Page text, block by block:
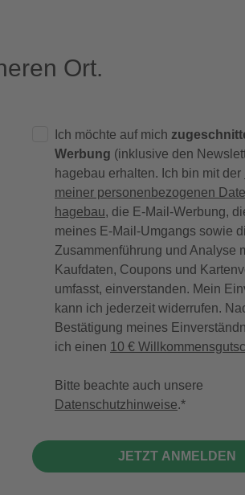
Ort.
Ich möchte auf mich
Werbung (inklusive den
hagebau erhalten. Ich bin mit der
meiner personenbezogenen
hagebau, die E-Mail-Werbung,
meines E-Mail-Umgangs sowie
Zusammenführung und Analyse
Kaufdaten, Coupons und
umfasst, einverstanden. Mein
kann ich jederzeit widerrufen.
Bestätigung meines
ich einen 10 €
Bitte beachte auch unsere
Datenschutzhinweise.
JETZT ANMELDEN